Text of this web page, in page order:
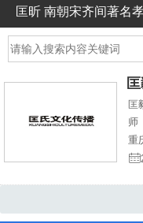
匡昕 南朝宋齐间著名
匡
师
重